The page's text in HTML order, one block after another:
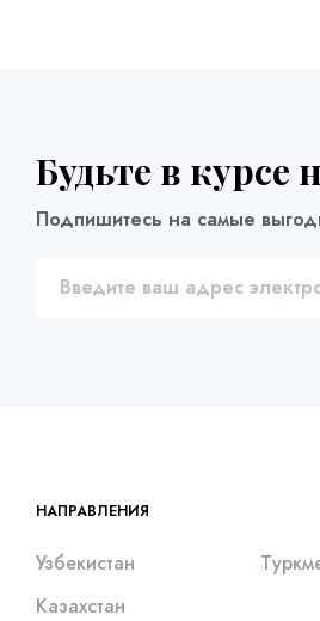
Будьте в курсе
Подпишитесь на самые
НАПРАВЛЕНИЯ
Узбекистан
Казахстан